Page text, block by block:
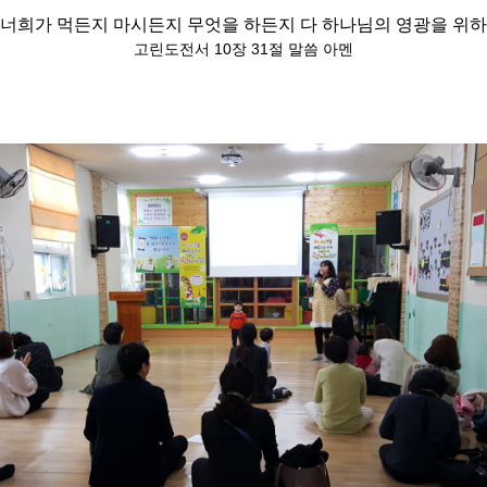
희가 먹든지 마시든지 무엇을 하든지 다 하나님의 영광을 위
고린도전서 10장 31절 말씀 아멘